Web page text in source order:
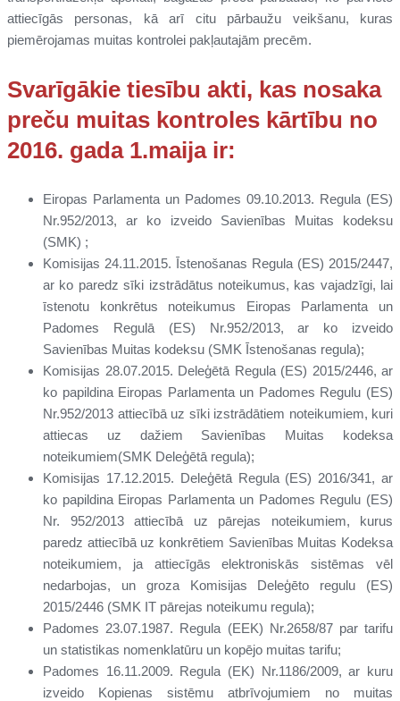
attiecīgās personas, kā arī citu pārbaužu veikšanu, kuras
piemērojamas muitas kontrolei pakļautajām precēm.
Svarīgākie tiesību akti, kas nosaka
preču muitas kontroles kārtību no
2016. gada 1.maija ir:
Eiropas Parlamenta un Padomes 09.10.2013. Regula (ES)
Nr.952/2013, ar ko izveido Savienības Muitas kodeksu
(SMK) ;
Komisijas 24.11.2015. Īstenošanas Regula (ES) 2015/2447,
ar ko paredz sīki izstrādātus noteikumus, kas vajadzīgi, lai
īstenotu konkrētus noteikumus Eiropas Parlamenta un
Padomes Regulā (ES) Nr.952/2013, ar ko izveido
Savienības Muitas kodeksu (SMK Īstenošanas regula);
Komisijas 28.07.2015. Deleģētā Regula (ES) 2015/2446, ar
ko papildina Eiropas Parlamenta un Padomes Regulu (ES)
Nr.952/2013 attiecībā uz sīki izstrādātiem noteikumiem, kuri
attiecas uz dažiem Savienības Muitas kodeksa
noteikumiem(SMK Deleģētā regula);
Komisijas 17.12.2015. Deleģētā Regula (ES) 2016/341, ar
ko papildina Eiropas Parlamenta un Padomes Regulu (ES)
Nr. 952/2013 attiecībā uz pārejas noteikumiem, kurus
paredz attiecībā uz konkrētiem Savienības Muitas Kodeksa
noteikumiem, ja attiecīgās elektroniskās sistēmas vēl
nedarbojas, un groza Komisijas Deleģēto regulu (ES)
2015/2446 (SMK IT pārejas noteikumu regula);
Padomes 23.07.1987. Regula (EEK) Nr.2658/87 par tarifu
un statistikas nomenklatūru un kopējo muitas tarifu;
Padomes 16.11.2009. Regula (EK) Nr.1186/2009, ar kuru
izveido Kopienas sistēmu atbrīvojumiem no muitas